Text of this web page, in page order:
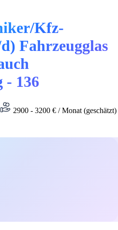
Kfz-
Fahrzeugglas
- 136
2900 - 3200 € / Monat (geschätzt)